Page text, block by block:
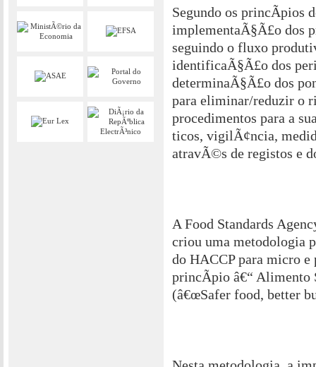
Segundo os princÃ­pios
implementaÃ§Ã£o dos
seguindo o fluxo
identificaÃ§Ã£o dos
determinaÃ§Ã£o dos
para eliminar/reduzir o
procedimentos para a
ticos, vigilÃ¢ncia,
atravÃ©s de registos e
A Food Standards
criou uma metodologia
do HACCP para micro e
princÃ­pio â€“ Alimento
(â€œSafer food, better